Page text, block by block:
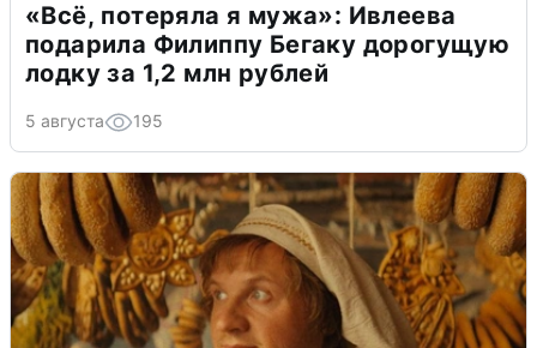
«Всё, потеряла я мужа»: Ивлеева
подарила Филиппу Бегаку дорогущую
лодку за 1,2 млн рублей
5 августа 195